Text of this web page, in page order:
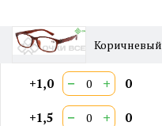
Коричневый
+1,0 − + 0
+1,5 − + 0